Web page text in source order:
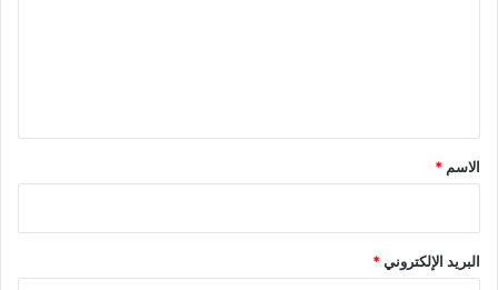
*
الاسم *
البريد الإلكتروني*